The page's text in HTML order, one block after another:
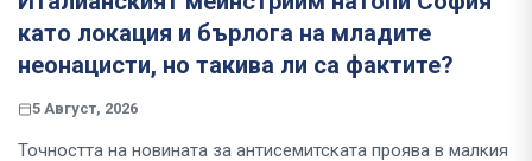
като локация и бърлога на младите
неонацисти, но такива ли са фактите?
5 Август, 2026
Точността на новината за антисемитската проява в малкия